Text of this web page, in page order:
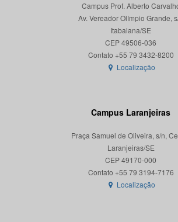
Campus Prof. Alberto
Av. Vereador Olímpio Grande,
Itabaiana/SE
CEP 49506-036
Localização
Campus Laranjeiras
Praça Samuel de Oliveira, s/n,
Laranjeiras/SE
CEP 49170-000
Localização